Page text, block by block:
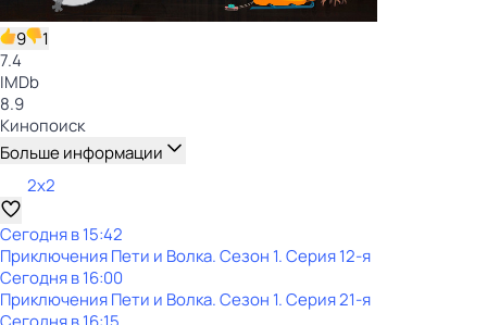
9
1
7.4
IMDb
8.9
Кинопоиск
Больше информации
2x2
Сегодня в 15:42
Приключения Пети и Волка. Сезон 1. Серия 12-я
Сегодня в 16:00
Приключения Пети и Волка. Сезон 1. Серия 21-я